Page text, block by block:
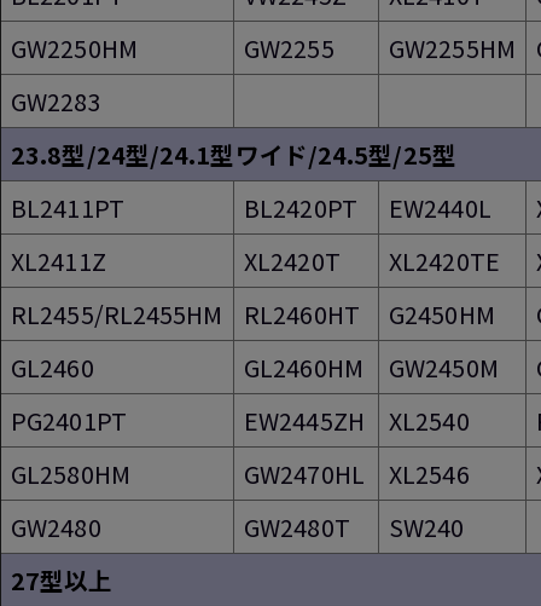
GW2250HM
GW2255 GW2255HM
GW2283
23.8型/24型/24.1型ワイド/24.5型/25型
BL2411PT
BL2420PT EW2440L
XL2411Z
XL2420T XL2420TE
RL2455/RL2455HM
RL2460HT G2450HM
GL2460
GL2460HM GW2450M
PG2401PT
EW2445ZH XL2540
GL2580HM
GW2470HL XL2546
GW2480
GW2480T
SW240
27型以上